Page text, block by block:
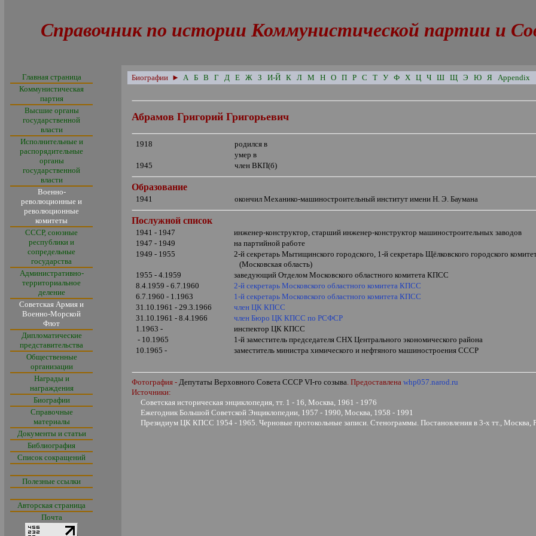
Справочник по истории Коммунистической партии и
Главная страница
Коммунистическая
партия
Высшие органы
государственной
власти
Исполнительные и
распорядительные
органы
государственной
власти
Военно-
революционные и
революционные
комитеты
СССР, союзные
республики и
сопредельные
государства
Административно-
территориальное
деление
Советская Армия и
Военно-Морской
Флот
Дипломатические
представительства
Общественные
организации
Награды и
награждения
Биографии
Справочные
материалы
Документы и статьи
Библиография
Список сокращений
Полезные ссылки
Авторская страница
Почта
Биографии ► А Б В Г Д Е Ж З И-Й К Л М Н О П Р С Т У Ф Х Ц Ч Ш Щ Э Ю Я Appendix
Абрамов Григорий Григорьевич
1918
родился в
умер в
1945
член ВКП(б)
Образование
1941 окончил Механико-машиностроительный институт имени Н. Э. Баумана
Послужной список
1941 - 1947
инженер-конструктор, старший инженер-конструктор машиностроительных заводов
1947 - 1949
на партийной работе
1949 - 1955
2-й секретарь Мытищинского городского, 1-й секретарь Щёлковского городского
(Московская область)
1955 - 4.1959
заведующий Отделом Московского областного комитета КПСС
8.4.1959 - 6.7.1960
2-й секретарь Московского областного комитета КПСС
6.7.1960 - 1.1963
1-й секретарь Московского областного комитета КПСС
31.10.1961 - 29.3.1966
член ЦК КПСС
31.10.1961 - 8.4.1966
член Бюро ЦК КПСС по РСФСР
1.1963 -
инспектор ЦК КПСС
- 10.1965
1-й заместитель председателя СНХ Центрального экономического района
10.1965 -
заместитель министра химического и нефтяного машиностроения СССР
Фотография -Депутаты Верховного Совета СССРVI-го созыва. Предоставленаwhp057.narod.ru
Источники:
Советская историческая энциклопедия, тт. 1 - 16, Москва, 1961 - 1976
Ежегодник Большой Советской Энциклопедии, 1957 - 1990, Москва, 1958 - 1991
Президиум ЦК КПСС 1954 - 1965. Черновые протокольные записи. Стенограммы. Постановления в 3-х тт.,